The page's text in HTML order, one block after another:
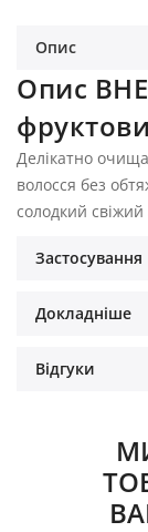
Опис
Опис
Делікатно
волосся без
солодкий
Застосування
Докладніше
Відгуки